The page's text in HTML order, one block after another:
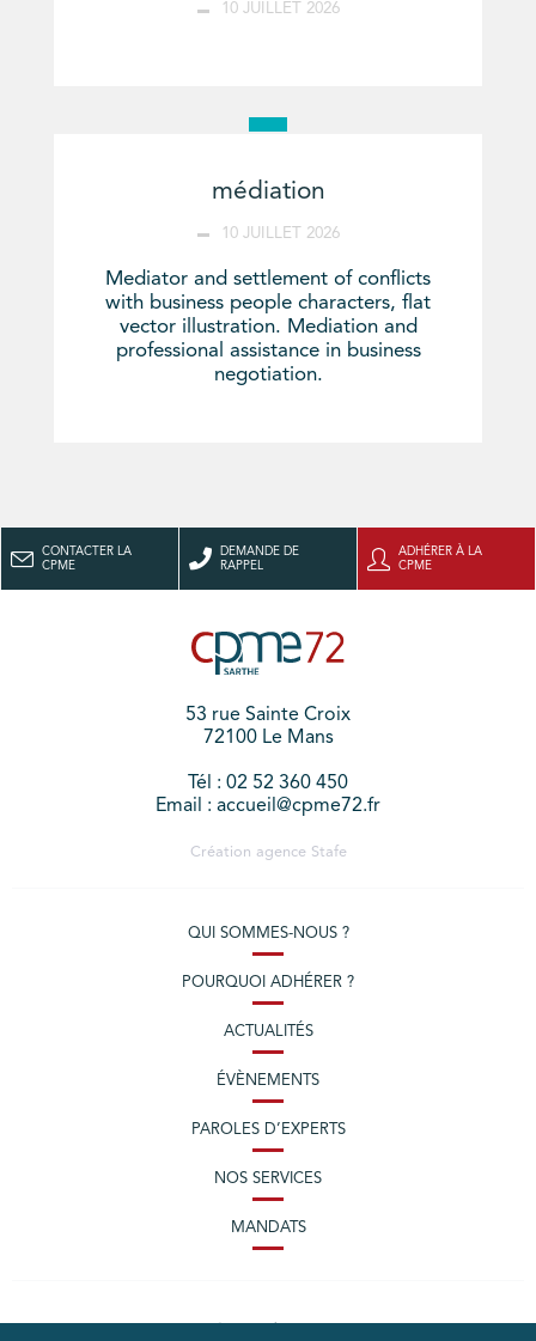
10 JUILLET 2026
médiation
10 JUILLET 2026
Mediator and settlement of conflicts
with business people characters, flat
vector illustration. Mediation and
professional assistance in business
negotiation.
CONTACTER LA
CPME
DEMANDE DE
RAPPEL
ADHÉRER À LA
CPME
53 rue Sainte Croix
72100 Le Mans
Tél : 02 52 360 450
Email : accueil@cpme72.fr
Création agence Stafe
QUI SOMMES-NOUS ?
POURQUOI ADHÉRER ?
ACTUALITÉS
ÉVÈNEMENTS
PAROLES D’EXPERTS
NOS SERVICES
MANDATS